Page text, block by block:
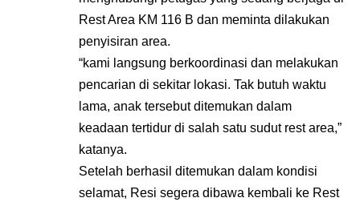
Rest Area KM 116 B dan meminta dilakukan
penyisiran area.
“kami langsung berkoordinasi dan melakukan
pencarian di sekitar lokasi. Tak butuh waktu
lama, anak tersebut ditemukan dalam
keadaan tertidur di salah satu sudut rest area,”
katanya.
Setelah berhasil ditemukan dalam kondisi
selamat, Resi segera dibawa kembali ke Rest